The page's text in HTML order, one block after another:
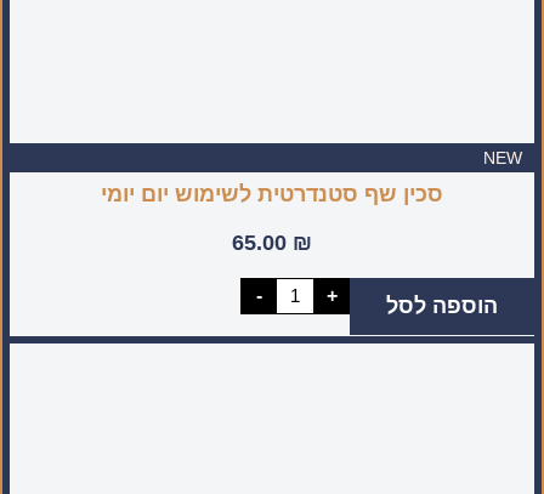
NEW
סכין שף סטנדרטית לשימוש יום יומי
65.00 ₪
-
כמות
של
שף
+ הוספה לסל